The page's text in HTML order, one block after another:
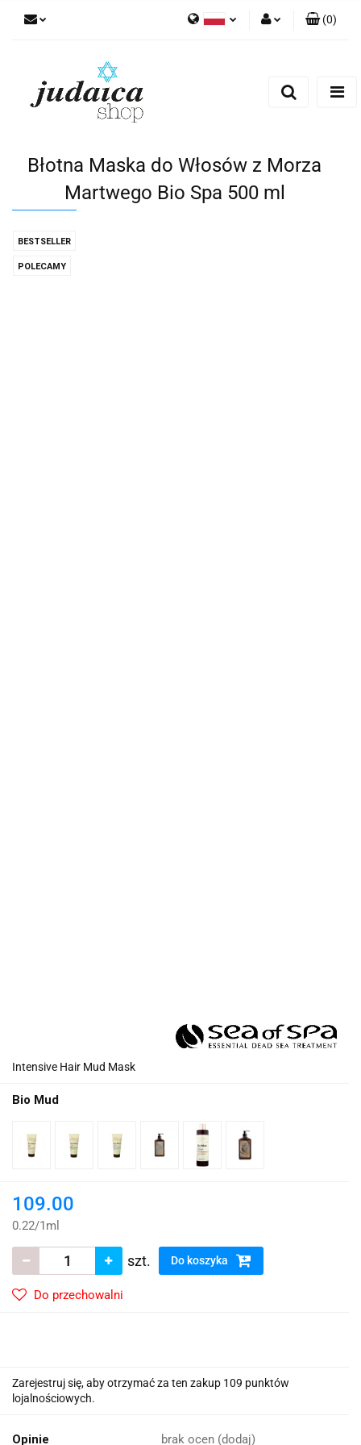
(0)
Błotna Maska ​​do Włosów z Morza
Martwego Bio Spa 500 ml
BESTSELLER
POLECAMY
Intensive Hair Mud Mask
Bio Mud
109.00
0.22/1ml
szt. Do koszyka
Do przechowalni
Zarejestruj się, aby otrzymać za ten zakup 109 punktów
lojalnościowych.
Opinie brak ocen (dodaj)